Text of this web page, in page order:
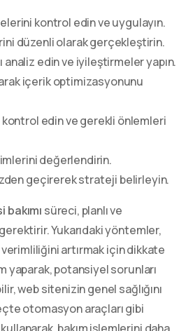
kontrol edin ve uygulayın.
düzenli olarak gerçekleştirin.
analiz edin ve iyileştirmeler yapın.
içerik optimizasyonunu
kontrol edin ve gerekli önlemleri
değerlendirin.
geçirerek strateji belirleyin.
süreci, planlı ve
Yukarıdaki yöntemler,
artırmak için dikkate
yaparak, potansiyel sorunları
web sitenizin genel sağlığını
otomasyon araçları gibi